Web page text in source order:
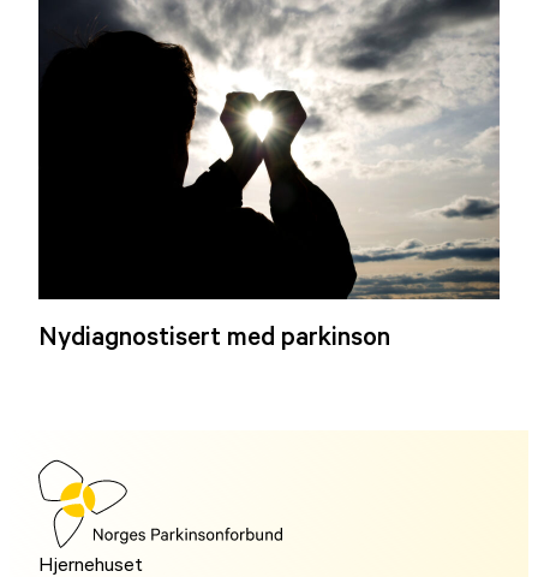
Nydiagnostisert med parkinson
Hjernehuset